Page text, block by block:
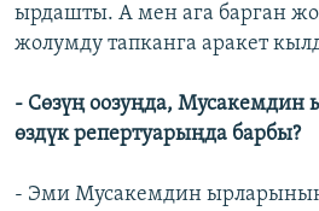
ырдашты. А мен ага барган
жолумду тапканга аракет
- Сөзүң оозуңда, Мусакемдин
өздүк репертуарыңда барбы?
- Эми Мусакемдин